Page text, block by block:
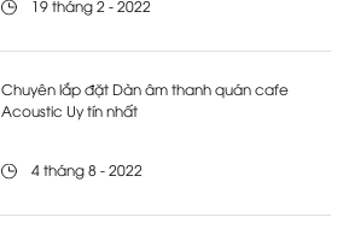
19 tháng 2 - 2022
Chuyên lắp đặt Dàn âm thanh quán cafe
Acoustic Uy tín nhất
4 tháng 8 - 2022